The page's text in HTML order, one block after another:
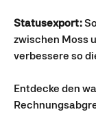
Statusexport:
zwischen Moss
verbessere so
Entdecke den